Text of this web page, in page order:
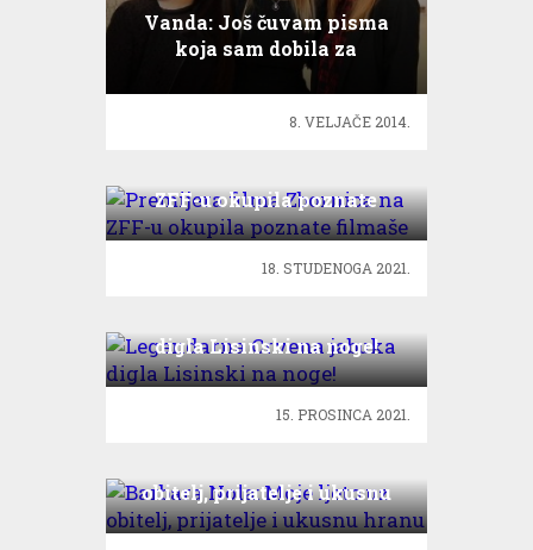
Vanda: Još čuvam pisma
koja sam dobila za
Valentinovo!
8. VELJAČE 2014.
ZFF-u okupila poznate
filmaše
18. STUDENOGA 2021.
digla Lisinski na noge!
15. PROSINCA 2021.
obitelj, prijatelje i ukusnu
hranu